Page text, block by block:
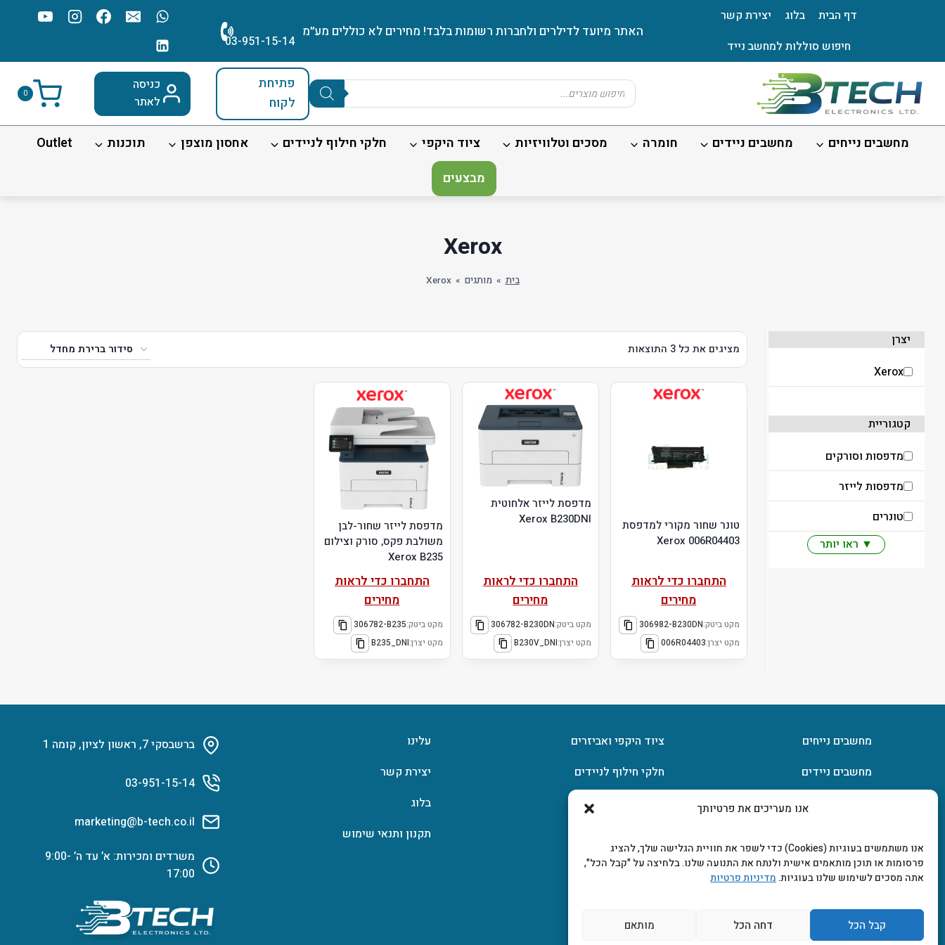
אנו מעריכים את פרטיותך
אנו משתמשים בעוגיות (Cookies) כדי לשפר את חוויית הגלישה שלך, להציג
פרסומות או תוכן מותאמים אישית ולנתח את התנועה שלנו. בלחיצה על "קבל הכל",
אתה מסכים לשימוש שלנו בעוגיות.מדיניות פרטיות
קבל הכל דחה הכל מותאם
דף הבית בלוג
יצירת קשר
חיפוש סוללות למחשב נייד
האתר מיועד לדילרים ולחברות רשומות בלבד! מחירים לא כוללים מע׳׳מ
03-951-15-14
Products
search
פתיחת
לקוח
כניסה
לאתר
0
מחשבים נייחים מחשבים ניידים חומרה מסכים וטלוויזיות ציוד היקפי חלקי חילוף לניידים אחסון מוצפן תוכנות
Outlet
מבצעים
Xerox
בית » מותגים »
Xerox
מציגים את כל ⁦3⁩ התוצאות
טונר שחור מקורי למדפסת
Xerox 006R04403
התחברו כדי לראות
מחירים
מקט ביטק:306982-B230DN
מקט יצרן:006R04403
מדפסת לייזר אלחוטית
Xerox B230DNI
התחברו כדי לראות
מחירים
מקט ביטק:306782-B230DN
מקט יצרן:B230V_DNI
מדפסת לייזר שחור-לבן
משולבת פקס, סורק וצילום
Xerox B235
התחברו כדי לראות
מחירים
מקט ביטק:306782-B235
מקט יצרן:B235_DNI
יצרן
Xerox
קטגוריית
מדפסות וסורקים
מדפסות לייזר
טונרים
▼ ראו יותר
מחשבים נייחים
מחשבים ניידים
ציוד היקפי ואביזרים
חלקי חילוף לניידים
עלינו
יצירת קשר
בלוג
תקנון ותנאי שימוש
ברשבסקי 7, ראשון לציון, קומה 1
03-951-15-14
marketing@b-tech.co.il
משרדים ומכירות: א’ עד ה’ 9:00-
17:00